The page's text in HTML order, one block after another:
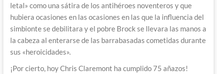
letal» como una sátira de los antihéroes noventeros y que
hubiera ocasiones en las ocasiones en las que la influencia del
simbionte se debilitara y el pobre Brock se llevara las manos a
la cabeza al enterarse de las barrabasadas cometidas durante
sus «heroicidades».
¡Por cierto, hoy Chris Claremont ha cumplido 75 añazos!